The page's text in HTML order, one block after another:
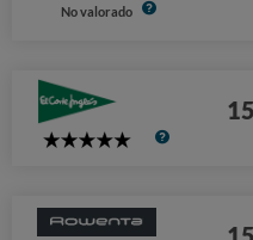
No valorado
5